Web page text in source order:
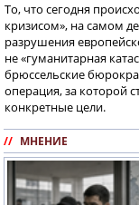
То, что сегодня
кризисом», на самом
разрушения
не «гуманитарная
брюссельские
операция, за которой
конкретные цели.
// МНЕНИЕ